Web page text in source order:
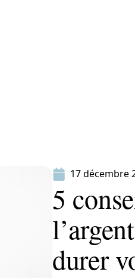
17 décembre
5
durer